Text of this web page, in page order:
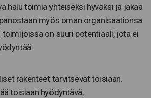
halu toimia yhteiseksi hyväksi ja jakaa
myös oman organisaationsa
toimijoissa on suuri potentiaali, jota ei
rakenteet tarvitsevat toisiaan.
toisiaan hyödyntävä,